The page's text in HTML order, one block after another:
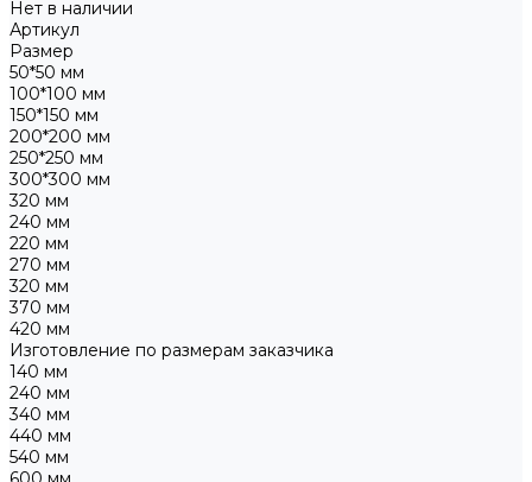
Нет в наличии
Артикул
Размер
50*50 мм
100*100 мм
150*150 мм
200*200 мм
250*250 мм
300*300 мм
320 мм
240 мм
220 мм
270 мм
320 мм
370 мм
420 мм
Изготовление по размерам заказчика
140 мм
240 мм
340 мм
440 мм
540 мм